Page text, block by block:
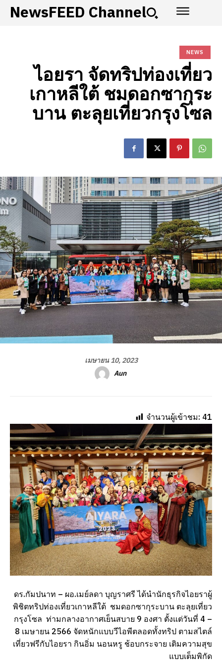
NewsFEED Channel
NEWS
ไอยรา จัดทริปท่องเที่ยว
เกาหลีใต้ ชมดอกซากุระ
บาน ตะลุยเที่ยวกรุงโซล
เมษายน 10, 2023
Aun
จำนวนผู้เข้าชม: 41
ดร.กัมปนาท – ผอ.เมย์ลดา บุญราศรี ได้นำนักธุรกิจไอยราผู้
พิชิตทริปท่องเที่ยวเกาหลีใต้ ชมดอกซากุระบาน ตะลุยเที่ยว
กรุงโซล ท่ามกลางอากาศเย็นสบาย 9 องศา ตั้งแต่วันที่ 4 –
8 เมษายน 2566 จัดหนักแบบวีไอพีตลอดทั้งทริป ตามสไตล์
เที่ยวฟรีกับไอยรา กินอิ่ม นอนหรู ช้อบกระจาย เติมความสุข
แบบเต็มพิกัด